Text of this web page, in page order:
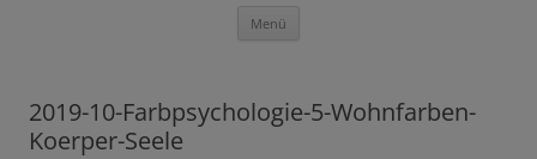
Menü
2019-10-Farbpsychologie-5-Wohnfarben-
Koerper-Seele